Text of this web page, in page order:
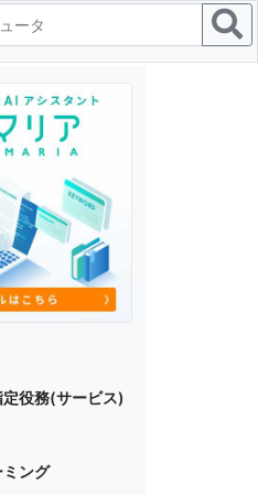
役務(サービス)
ング